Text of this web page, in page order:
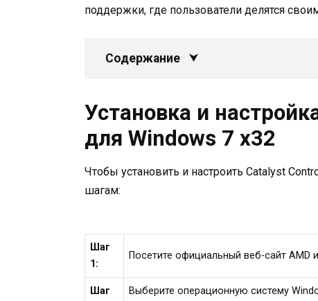
поддержки, где пользователи делятся
Содержание
Установка и
для Windows 7 x32
Чтобы установить и настроить Catalyst
шагам:
Шаг
1:
Посетите официальный веб-сайт AMD
Шаг
Выберите операционную систему